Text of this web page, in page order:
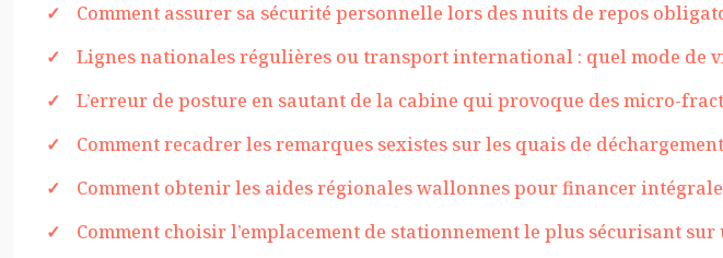
Comment assurer sa sécurité personnelle lors des nuits de repos
Lignes nationales régulières ou transport international : quel mode de
L’erreur de posture en sautant de la cabine qui provoque des micro-
Comment recadrer les remarques sexistes sur les quais de
Comment obtenir les aides régionales wallonnes pour financer
Comment choisir l’emplacement de stationnement le plus sécurisant